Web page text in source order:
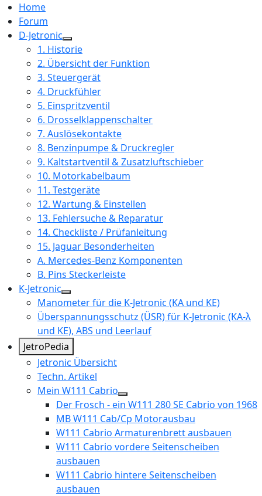
Home
Forum
D-Jetronic
1. Historie
2. Übersicht der Funktion
3. Steuergerät
4. Druckfühler
5. Einspritzventil
6. Drosselklappenschalter
7. Auslösekontakte
8. Benzinpumpe & Druckregler
9. Kaltstartventil & Zusatzluftschieber
10. Motorkabelbaum
11. Testgeräte
12. Wartung & Einstellen
13. Fehlersuche & Reparatur
14. Checkliste / Prüfanleitung
15. Jaguar Besonderheiten
A. Mercedes-Benz Komponenten
B. Pins Steckerleiste
K-Jetronic
Manometer für die K-Jetronic (KA und KE)
Überspannungsschutz (ÜSR) für K-Jetronic (KA-λ
und KE), ABS und Leerlauf
JetroPedia
Jetronic Übersicht
Techn. Artikel
Mein W111 Cabrio
Der Frosch - ein W111 280 SE Cabrio von 1968
MB W111 Cab/Cp Motorausbau
W111 Cabrio Armaturenbrett ausbauen
W111 Cabrio vordere Seitenscheiben
ausbauen
W111 Cabrio hintere Seitenscheiben
ausbauen